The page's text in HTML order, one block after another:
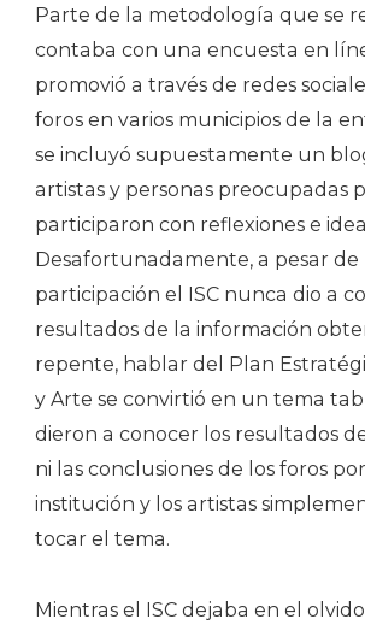
Parte de la metodología que se
contaba con una encuesta en
promovió a través de redes
foros en varios municipios de la
se incluyó supuestamente un
artistas y personas preocupadas
participaron con reflexiones e
Desafortunadamente, a pesar de
participación el ISC nunca dio a
resultados de la información
repente, hablar del Plan
y Arte se convirtió en un tema
dieron a conocer los resultados
ni las conclusiones de los foros
institución y los artistas
tocar el tema.
Mientras el ISC dejaba en el